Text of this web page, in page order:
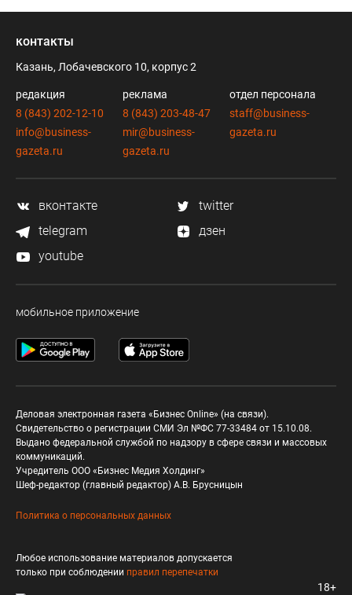
контакты
Казань, Лобачевского 10, корпус 2
редакция
8 (843) 202-12-10
info@business-
gazeta.ru
реклама
8 (843) 203-48-47
mir@business-
gazeta.ru
отдел персонала
staff@business-
gazeta.ru
вконтакте
twitter
telegram
дзен
youtube
мобильное приложение
Деловая электронная газета «Бизнес Online» (на связи).
Свидетельство о регистрации СМИ Эл №ФС 77-33484 от 15.10.08.
Выдано федеральной службой по надзору в сфере связи и массовых
коммуникаций.
Учредитель ООО «Бизнес Медия Холдинг»
Шеф-редактор (главный редактор) А.В. Брусницын
Политика о персональных данных
Любое использование материалов допускается
только при соблюдении правил перепечатки
18+